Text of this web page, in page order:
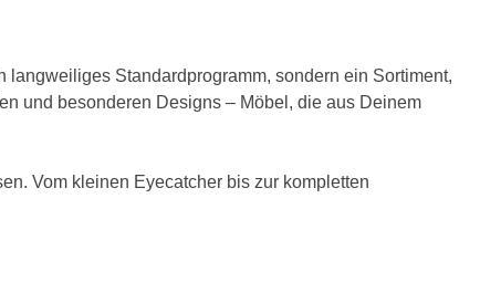
Standardprogramm, sondern ein Sortiment,
und besonderen Designs – Möbel, die aus Deinem
Vom kleinen Eyecatcher bis zur kompletten